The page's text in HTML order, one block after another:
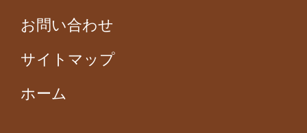
お問い合わせ
サイトマップ
ホーム